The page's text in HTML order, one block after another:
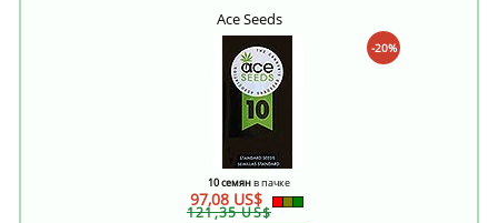
Ace Seeds
-20%
10 семянв пачке
97,08 US$
121,35 US$